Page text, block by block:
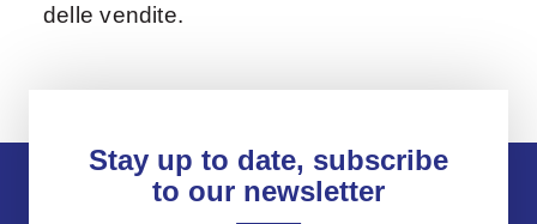
delle vendite.
Stay up to date, subscribe
to our newsletter